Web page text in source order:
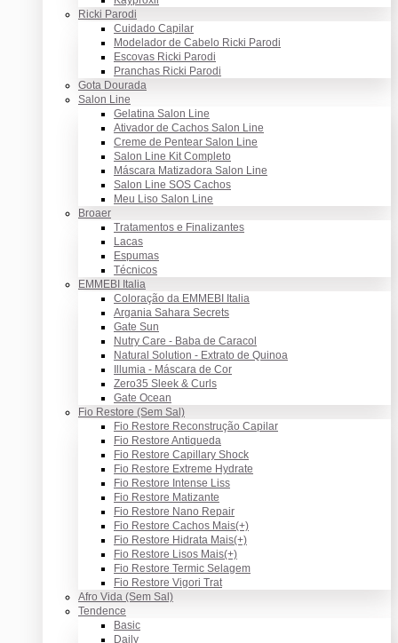
Ricki Parodi
Cuidado Capilar
Modelador de Cabelo Ricki Parodi
Escovas Ricki Parodi
Pranchas Ricki Parodi
Gota Dourada
Salon Line
Gelatina Salon Line
Ativador de Cachos Salon Line
Creme de Pentear Salon Line
Salon Line Kit Completo
Máscara Matizadora Salon Line
Salon Line SOS Cachos
Meu Liso Salon Line
Broaer
Tratamentos e Finalizantes
Lacas
Espumas
Técnicos
EMMEBI Italia
Coloração da EMMEBI Italia
Argania Sahara Secrets
Gate Sun
Nutry Care - Baba de Caracol
Natural Solution - Extrato de Quinoa
Illumia - Máscara de Cor
Zero35 Sleek & Curls
Gate Ocean
Fio Restore (Sem Sal)
Fio Restore Reconstrução Capilar
Fio Restore Antiqueda
Fio Restore Capillary Shock
Fio Restore Extreme Hydrate
Fio Restore Intense Liss
Fio Restore Matizante
Fio Restore Nano Repair
Fio Restore Cachos Mais(+)
Fio Restore Hidrata Mais(+)
Fio Restore Lisos Mais(+)
Fio Restore Termic Selagem
Fio Restore Vigori Trat
Afro Vida (Sem Sal)
Tendence
Basic
Daily